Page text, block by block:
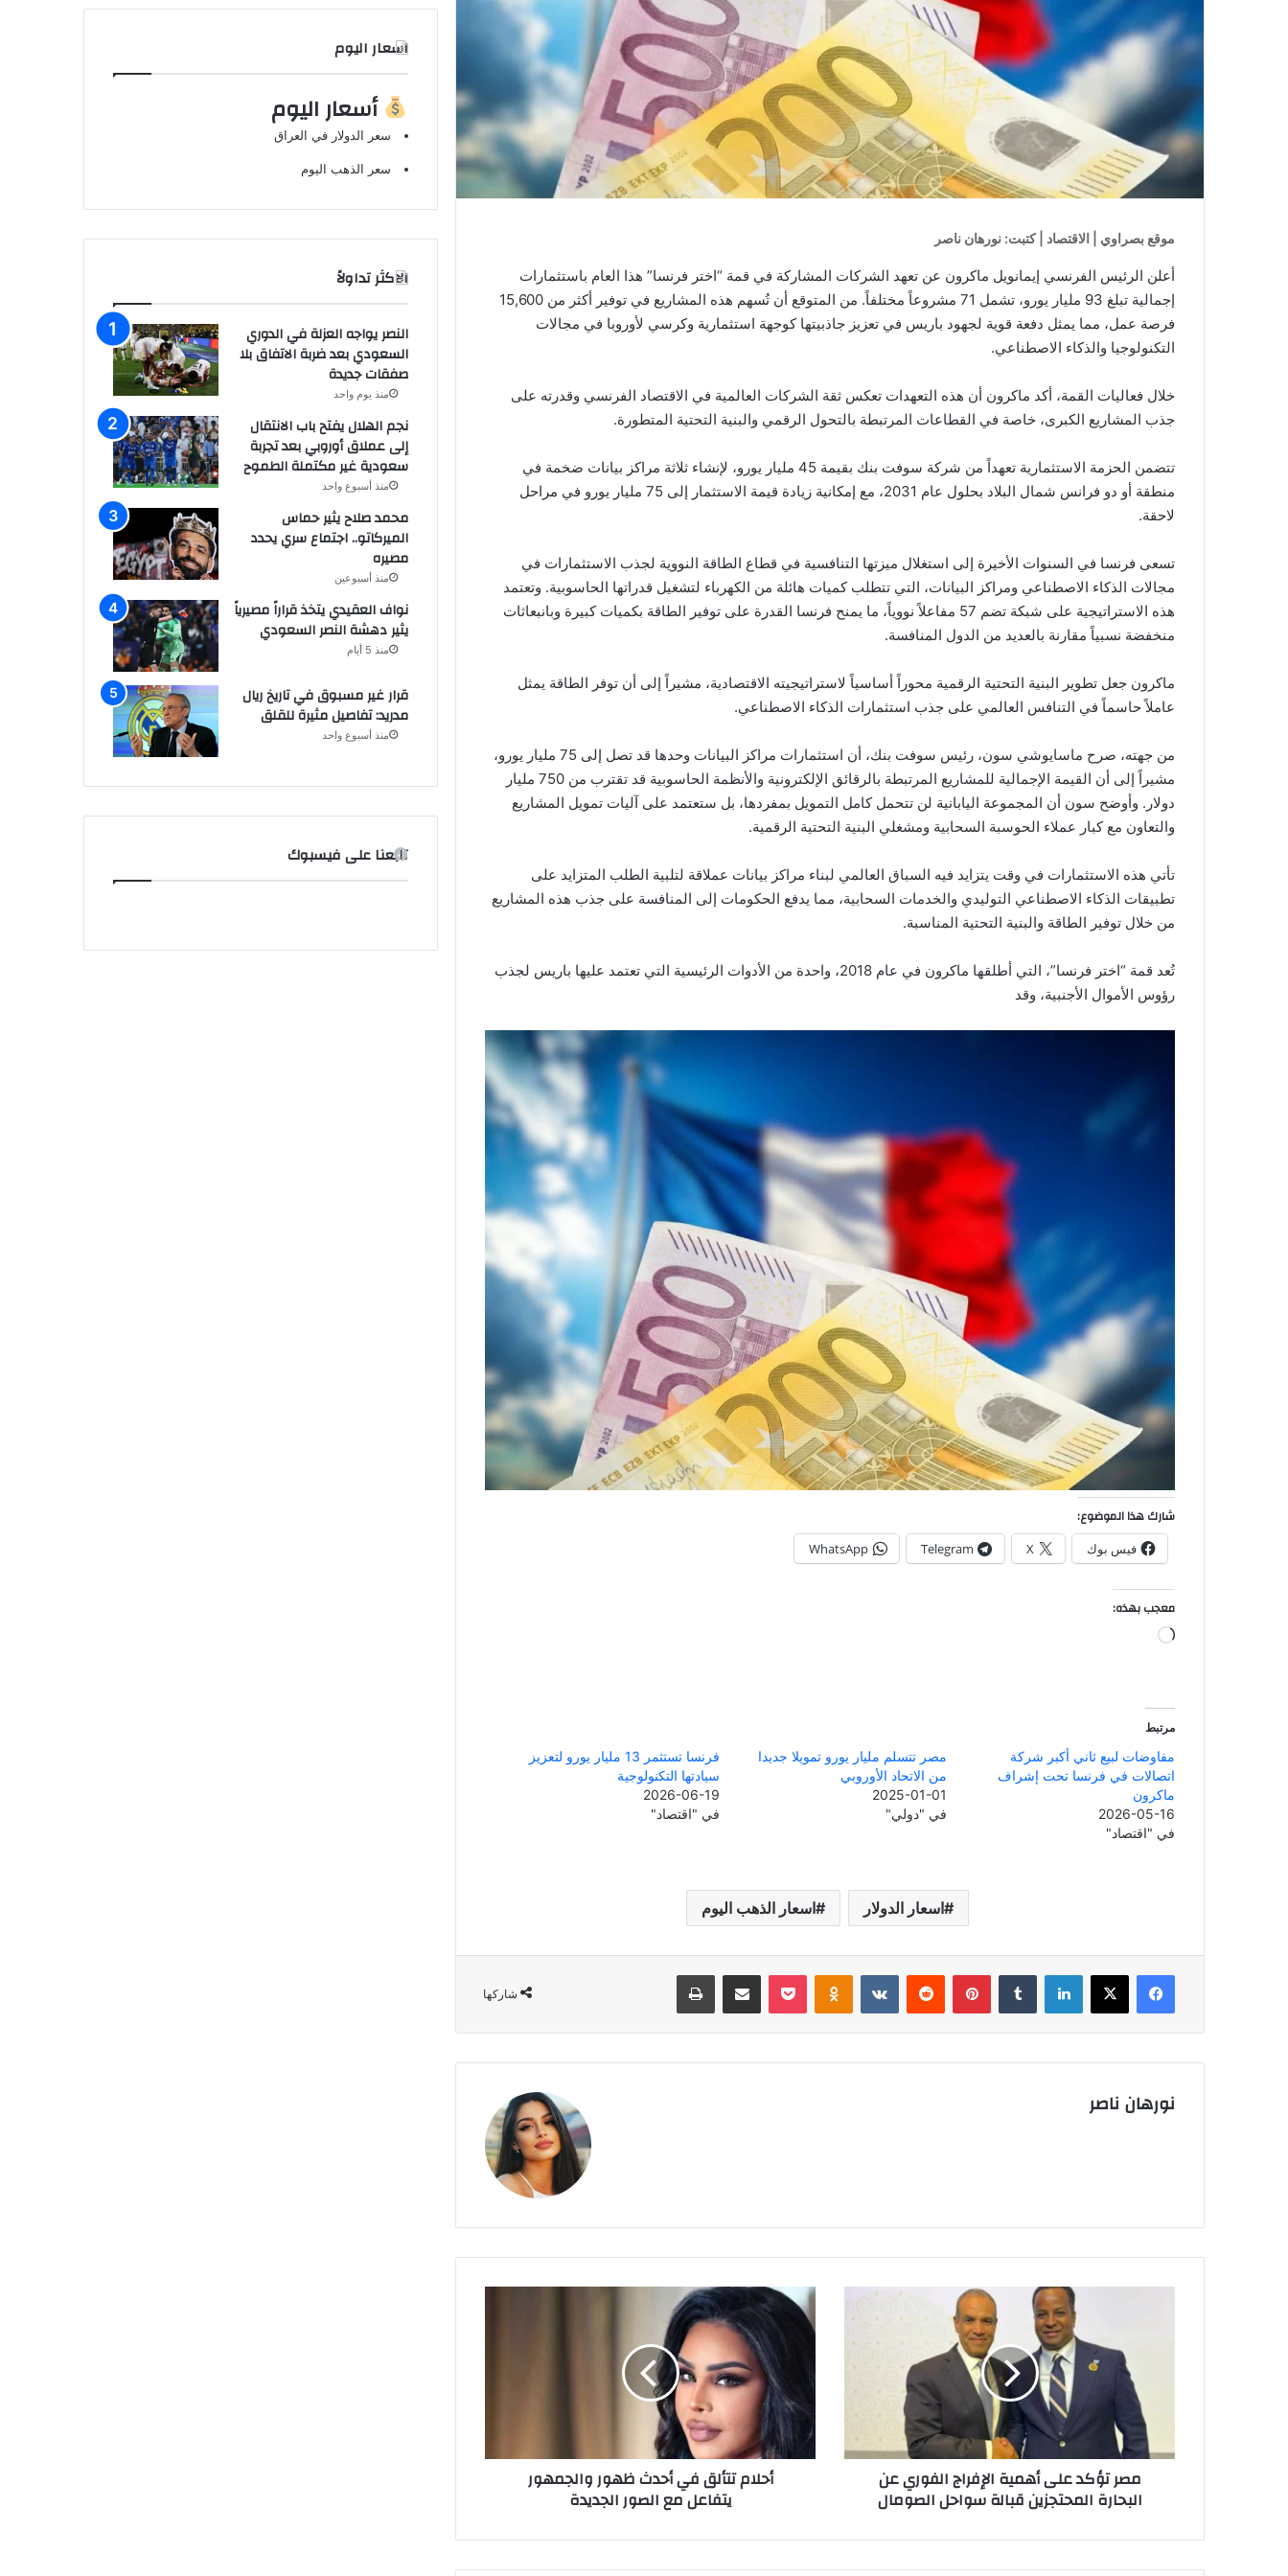
موقع بصراوي | الاقتصاد | كتبت: نورهان ناصر
أعلن الرئيس الفرنسي إيمانويل ماكرون عن تعهد الشركات المشاركة في قمة “اختر فرنسا” هذا العام باستثمارات
إجمالية تبلغ 93 مليار يورو، تشمل 71 مشروعاً مختلفاً. من المتوقع أن تُسهم هذه المشاريع في توفير أكثر من 15,600
فرصة عمل، مما يمثل دفعة قوية لجهود باريس في تعزيز جاذبيتها كوجهة استثمارية وكرسي لأوروبا في مجالات
التكنولوجيا والذكاء الاصطناعي.
خلال فعاليات القمة، أكد ماكرون أن هذه التعهدات تعكس ثقة الشركات العالمية في الاقتصاد الفرنسي وقدرته على
جذب المشاريع الكبرى، خاصة في القطاعات المرتبطة بالتحول الرقمي والبنية التحتية المتطورة.
تتضمن الحزمة الاستثمارية تعهداً من شركة سوفت بنك بقيمة 45 مليار يورو، لإنشاء ثلاثة مراكز بيانات ضخمة في
منطقة أو دو فرانس شمال البلاد بحلول عام 2031، مع إمكانية زيادة قيمة الاستثمار إلى 75 مليار يورو في مراحل
لاحقة.
تسعى فرنسا في السنوات الأخيرة إلى استغلال ميزتها التنافسية في قطاع الطاقة النووية لجذب الاستثمارات في
مجالات الذكاء الاصطناعي ومراكز البيانات، التي تتطلب كميات هائلة من الكهرباء لتشغيل قدراتها الحاسوبية. وتعتمد
هذه الاستراتيجية على شبكة تضم 57 مفاعلاً نووياً، ما يمنح فرنسا القدرة على توفير الطاقة بكميات كبيرة وبانبعاثات
منخفضة نسبياً مقارنة بالعديد من الدول المنافسة.
ماكرون جعل تطوير البنية التحتية الرقمية محوراً أساسياً لاستراتيجيته الاقتصادية، مشيراً إلى أن توفر الطاقة يمثل
عاملاً حاسماً في التنافس العالمي على جذب استثمارات الذكاء الاصطناعي.
من جهته، صرح ماسايوشي سون، رئيس سوفت بنك، أن استثمارات مراكز البيانات وحدها قد تصل إلى 75 مليار يورو،
مشيراً إلى أن القيمة الإجمالية للمشاريع المرتبطة بالرقائق الإلكترونية والأنظمة الحاسوبية قد تقترب من 750 مليار
دولار. وأوضح سون أن المجموعة اليابانية لن تتحمل كامل التمويل بمفردها، بل ستعتمد على آليات تمويل المشاريع
والتعاون مع كبار عملاء الحوسبة السحابية ومشغلي البنية التحتية الرقمية.
تأتي هذه الاستثمارات في وقت يتزايد فيه السباق العالمي لبناء مراكز بيانات عملاقة لتلبية الطلب المتزايد على
تطبيقات الذكاء الاصطناعي التوليدي والخدمات السحابية، مما يدفع الحكومات إلى المنافسة على جذب هذه المشاريع
من خلال توفير الطاقة والبنية التحتية المناسبة.
تُعد قمة “اختر فرنسا”، التي أطلقها ماكرون في عام 2018، واحدة من الأدوات الرئيسية التي تعتمد عليها باريس لجذب
رؤوس الأموال الأجنبية، وقد
شارك هذا الموضوع:
فيس بوك X
Telegram
WhatsApp
معجب بهذه:
جاري
مرتبط
مفاوضات لبيع ثاني أكبر شركة
اتصالات في فرنسا تحت إشراف
ماكرون
2026-05-16
في "اقتصاد"
مصر تتسلم مليار يورو تمويلا جديدا
من الاتحاد الأوروبي
2025-01-01
في "دولي"
فرنسا تستثمر 13 مليار يورو لتعزيز
سيادتها التكنولوجية
2026-06-19
في "اقتصاد"
اسعار الدولار اسعار الذهب اليوم
شاركها
فيسبوك ‫X لينكدإن بينتيريست Odnoklassniki
‫Pocket مشاركة عبر البريد طباعة
نورهان ناصر
أحلام
تتألق
في
ظهور
والجمهور
يتفاعل
مع
الصور
أحلام تتألق في أحدث ظهور والجمهور
يتفاعل مع الصور الجديدة
البحارة
المحتجزين
سواحل
مصر تؤكد على أهمية الإفراج الفوري عن
البحارة المحتجزين قبالة سواحل الصومال
اسعار اليوم
أسعار اليوم
سعر الدولار في العراق
سعر الذهب اليوم
الاكثر تداولاً
النصر يواجه العزلة في الدوري
السعودي بعد ضربة الاتفاق بلا
صفقات جديدة
منذ يوم واحد
نجم الهلال يفتح باب الانتقال
إلى عملاق أوروبي بعد تجربة
سعودية غير مكتملة الطموح
منذ أسبوع واحد
محمد صلاح يثير حماس
الميركاتو.. اجتماع سري يحدد
مصيره
منذ أسبوعين
نواف العقيدي يتخذ قراراً مصيرياً
يثير دهشة النصر السعودي
منذ 5 أيام
قرار غير مسبوق في تاريخ ريال
مدريد: تفاصيل مثيرة للقلق
منذ أسبوع واحد
تابعنا على فيسبوك